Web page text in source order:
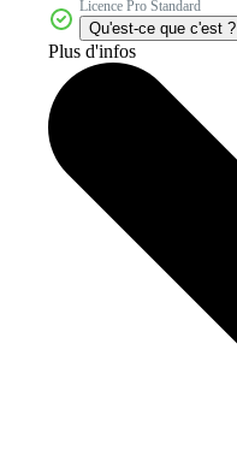
Licence Pro Standard
Qu'est-ce que c'est ?
Plus d'infos